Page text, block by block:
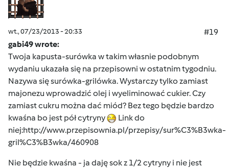
wt., 07/23/2013 - 20:33
#19
gabi49 wrote:
Twoja kapusta-surówka w takim własnie podobnym
wydaniu ukazała się na przepisowni w ostatnim tygodniu.
Nazywa się surówka-grilówka. Wystarczy tylko zamiast
majonezu wprowadzić olej i wyeliminować cukier. Czy
zamiast cukru można dać miód? Bez tego będzie bardzo
kwaśna bo jest pół cytryny
Link do
niej:http://www.przepisownia.pl/przepisy/sur%C3%B3wka-
gril%C3%B3wka/460908
Nie będzie kwaśna - ja daję sok z 1/2 cytryny i nie jest